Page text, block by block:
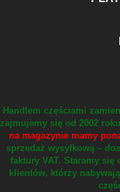
Handlem częściami
zajmujemy się od 2002
na magazynie mamy
sprzedaż wysyłkową –
faktury VAT. Staramy się
klientów, którzy